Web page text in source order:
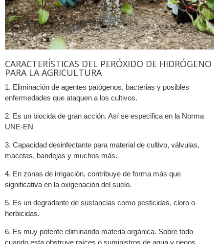
CARACTERÍSTICAS DEL PERÓXIDO DE HIDRÓGENO
PARA LA AGRICULTURA
1. Eliminación de agentes patógenos, bacterias y posibles
enfermedades que ataquen a los cultivos.
2. Es un biocida de gran acción. Así se especifica en la Norma
UNE-EN
3. Capacidad desinfectante para material de cultivo, válvulas,
macetas, bandejas y muchos más.
4. En zonas de irrigación, contribuye de forma más que
significativa en la oxigenación del suelo.
5. Es un degradante de sustancias como pesticidas, cloro o
herbicidas.
6. Es muy potente eliminando materia orgánica. Sobre todo